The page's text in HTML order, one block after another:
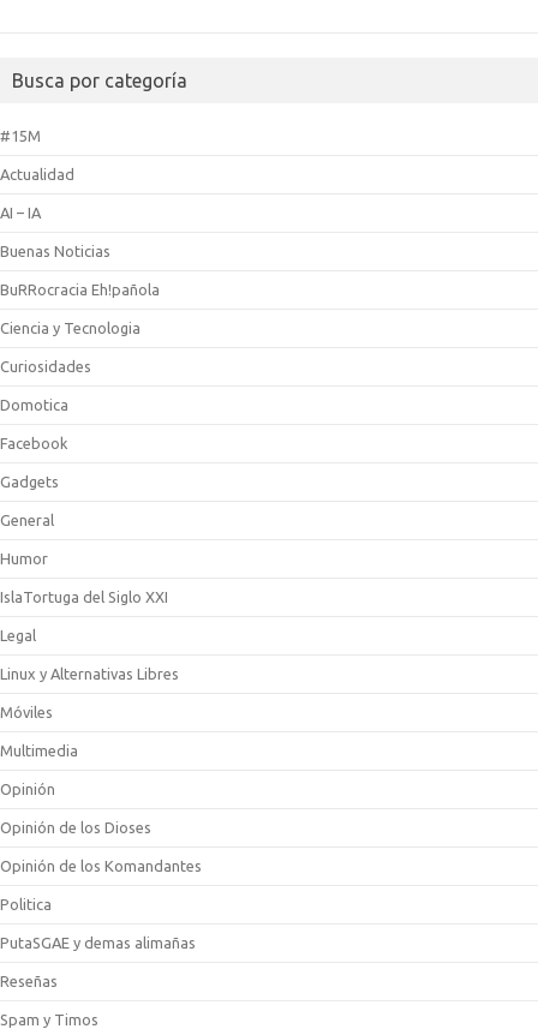
Busca por categoría
#15M
Actualidad
AI – IA
Buenas Noticias
BuRRocracia Eh!pañola
Ciencia y Tecnologia
Curiosidades
Domotica
Facebook
Gadgets
General
Humor
IslaTortuga del Siglo XXI
Legal
Linux y Alternativas Libres
Móviles
Multimedia
Opinión
Opinión de los Dioses
Opinión de los Komandantes
Politica
PutaSGAE y demas alimañas
Reseñas
Spam y Timos